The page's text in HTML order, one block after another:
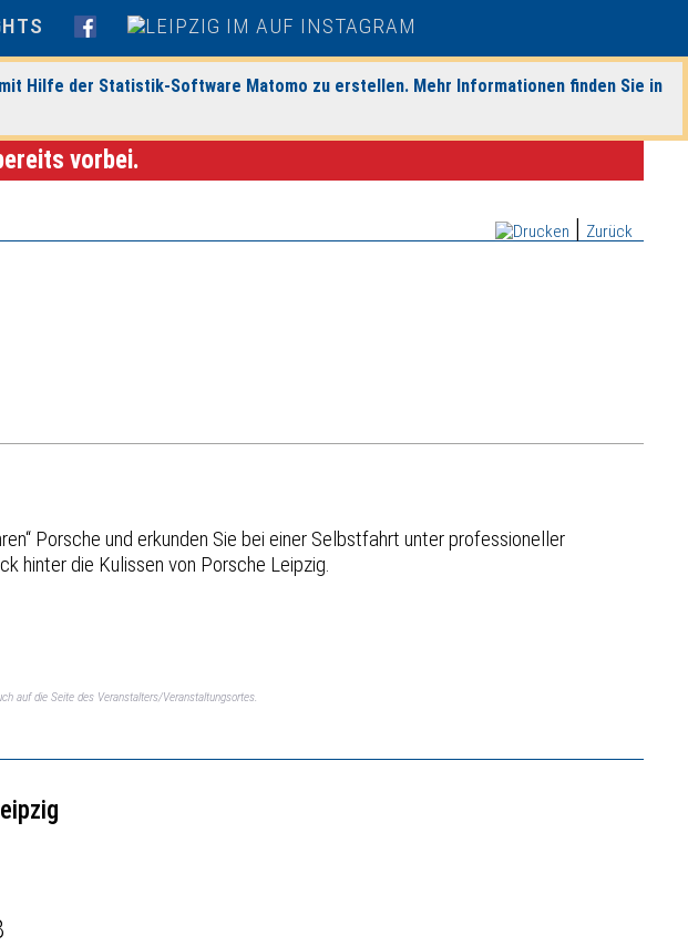
Hilfe der Statistik-Software Matomo zu erstellen. Mehr Informationen finden Sie in
vorbei.
Zurück
Porsche und erkunden Sie bei einer Selbstfahrt unter professioneller
hinter die Kulissen von Porsche Leipzig.
auf die Seite des Veranstalters/Veranstaltungsortes.